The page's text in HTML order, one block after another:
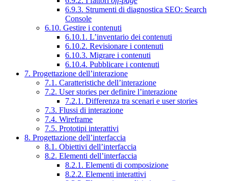
6.9.3. Strumenti di diagnostica SEO: Search
Console
6.10. Gestire i contenuti
6.10.1. L’inventario dei contenuti
6.10.2. Revisionare i contenuti
6.10.3. Migrare i contenuti
6.10.4. Pubblicare i contenuti
7. Progettazione dell’interazione
7.1. Caratteristiche dell’interazione
7.2. User stories per definire l’interazione
7.2.1. Differenza tra scenari e user stories
7.3. Flussi di interazione
7.4. Wireframe
7.5. Prototipi interattivi
8. Progettazione dell’interfaccia
8.1. Obiettivi dell’interfaccia
8.2. Elementi dell’interfaccia
8.2.1. Elementi di composizione
8.2.2. Elementi interattivi